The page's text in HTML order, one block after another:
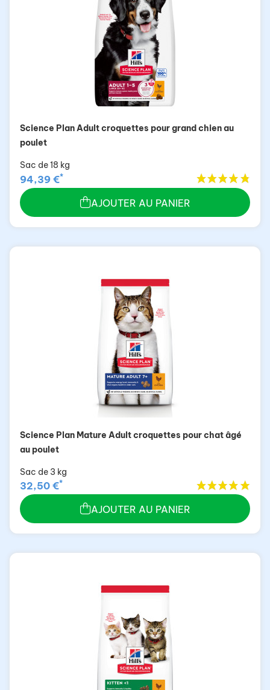
Science Plan Adult croquettes pour grand chien au
poulet
Sac de 18 kg
94,39 €*
AJOUTER AU PANIER
Science Plan Mature Adult croquettes pour chat âgé
au poulet
Sac de 3 kg
32,50 €*
AJOUTER AU PANIER